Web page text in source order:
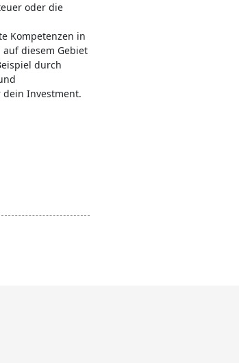
oder die
Kompetenzen in
diesem Gebiet
durch
Investment.